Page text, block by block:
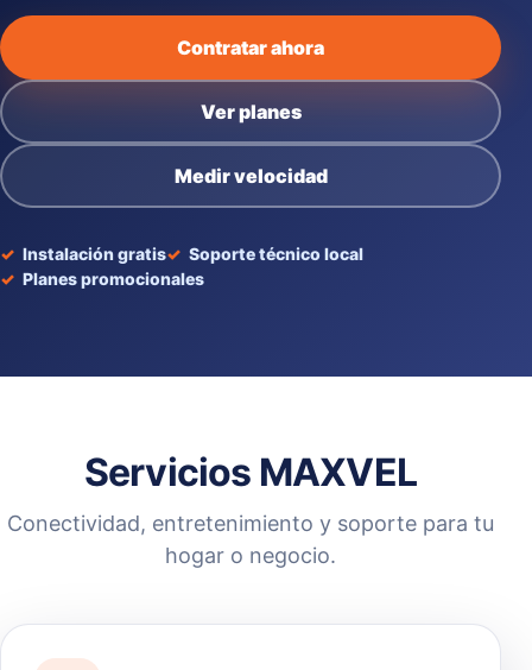
Contratar ahora
Ver planes
Medir velocidad
Instalación gratis
Soporte técnico local
Planes promocionales
Servicios MAXVEL
Conectividad, entretenimiento y soporte para tu
hogar o negocio.